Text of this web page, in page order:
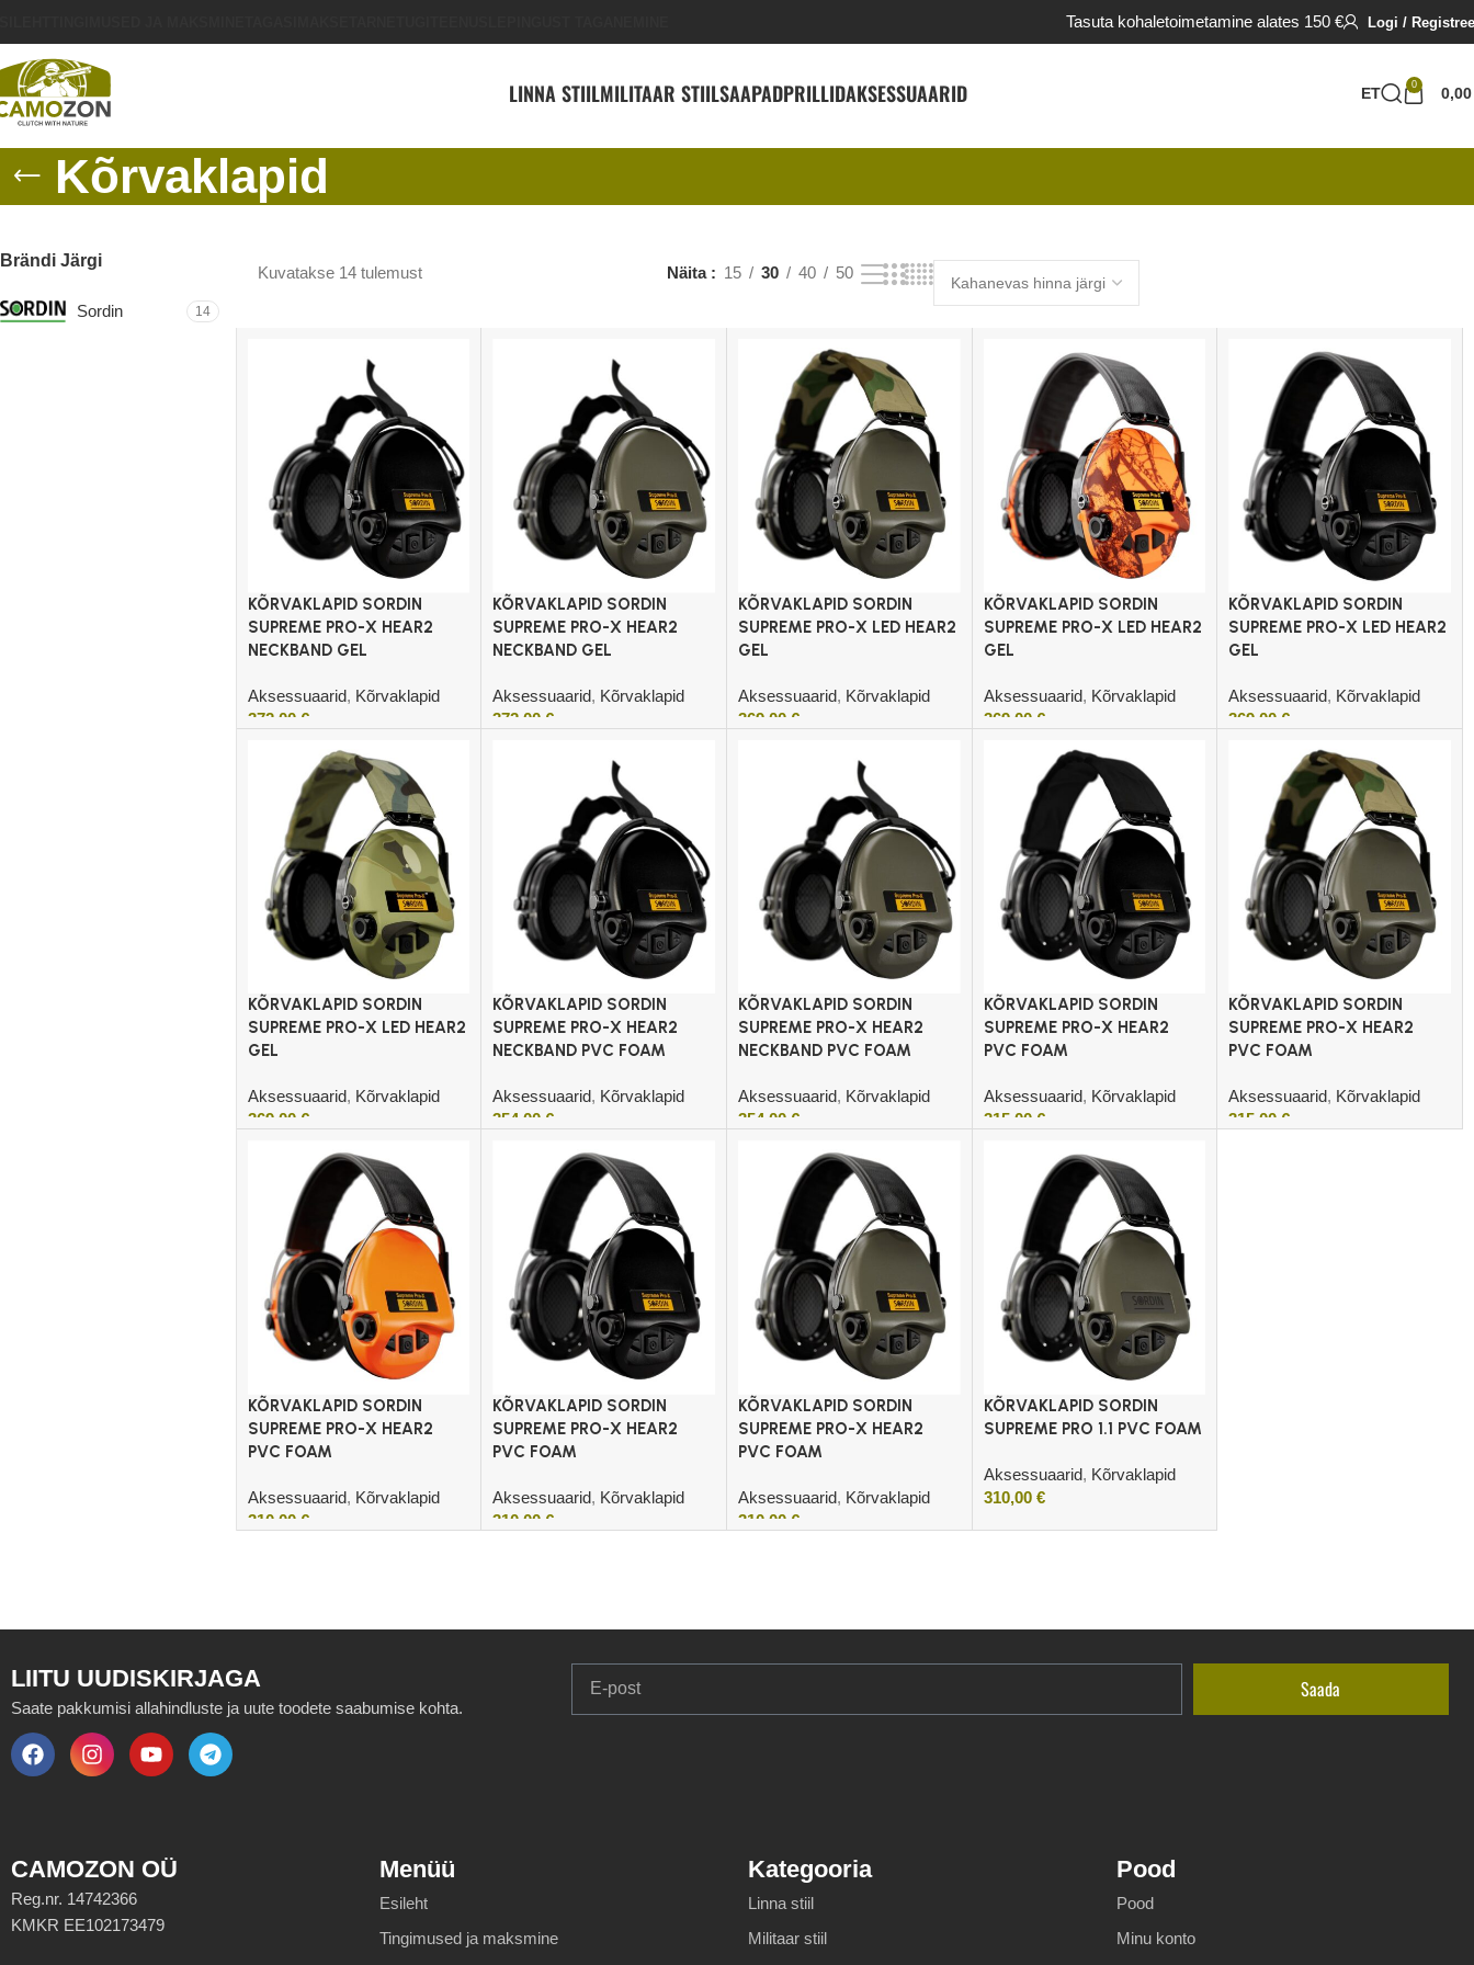
Tasuta kohaletoimetamine alates 150 € Logi /
LINNA STIILMILITAAR STIILSAAPADPRILLIDAKSESSUAARID ET 0
Kõrvaklapid
Brändi Järgi
Sordin 14
Kuvatakse 14 tulemust Näita 15 30 40 50
KÕRVAKLAPID SORDIN
SUPREME PRO-X HEAR2
NECKBAND GEL
Aksessuaarid, Kõrvaklapid
372,00 €
KÕRVAKLAPID SORDIN
SUPREME PRO-X HEAR2
NECKBAND GEL
Aksessuaarid, Kõrvaklapid
372,00 €
KÕRVAKLAPID SORDIN
SUPREME PRO-X LED HEAR2
GEL
Aksessuaarid, Kõrvaklapid
369,00 €
KÕRVAKLAPID SORDIN
SUPREME PRO-X LED HEAR2
GEL
Aksessuaarid, Kõrvaklapid
369,00 €
KÕRVAKLAPID SORDIN
SUPREME PRO-X LED HEAR2
GEL
Aksessuaarid, Kõrvaklapid
369,00 €
KÕRVAKLAPID SORDIN
SUPREME PRO-X LED HEAR2
GEL
Aksessuaarid, Kõrvaklapid
369,00 €
KÕRVAKLAPID SORDIN
SUPREME PRO-X HEAR2
NECKBAND PVC FOAM
Aksessuaarid, Kõrvaklapid
354,00 €
KÕRVAKLAPID SORDIN
SUPREME PRO-X HEAR2
NECKBAND PVC FOAM
Aksessuaarid, Kõrvaklapid
354,00 €
KÕRVAKLAPID SORDIN
SUPREME PRO-X HEAR2
PVC FOAM
Aksessuaarid, Kõrvaklapid
315,00 €
KÕRVAKLAPID SORDIN
SUPREME PRO-X HEAR2
PVC FOAM
Aksessuaarid, Kõrvaklapid
315,00 €
KÕRVAKLAPID SORDIN
SUPREME PRO-X HEAR2
PVC FOAM
Aksessuaarid, Kõrvaklapid
310,00 €
KÕRVAKLAPID SORDIN
SUPREME PRO-X HEAR2
PVC FOAM
Aksessuaarid, Kõrvaklapid
310,00 €
KÕRVAKLAPID SORDIN
SUPREME PRO-X HEAR2
PVC FOAM
Aksessuaarid, Kõrvaklapid
310,00 €
KÕRVAKLAPID SORDIN
SUPREME PRO 1.1 PVC FOAM
Aksessuaarid, Kõrvaklapid
310,00 €
Lisa korvi
LIITU UUDISKIRJAGA
Saate pakkumisi allahindluste ja uute toodete saabumise kohta.
Saada
CAMOZON OÜ
Reg.nr. 14742366
KMKR EE102173479
Menüü
Esileht
Tingimused ja maksmine
Kategooria
Linna stiil
Militaar stiil
Pood
Pood
Minu konto